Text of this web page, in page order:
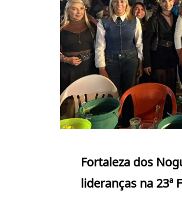
Fortaleza dos
lideranças na 23ª